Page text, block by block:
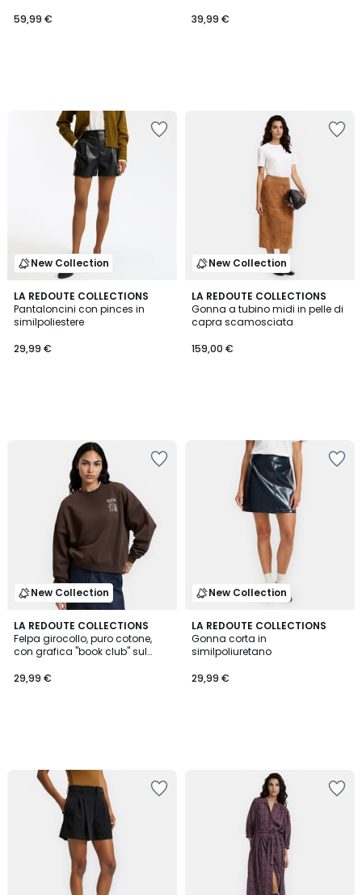
59,99 €
39,99 €
New Collection
LA REDOUTE COLLECTIONS
Pantaloncini con pinces in
similpoliestere
29,99 €
New Collection
LA REDOUTE COLLECTIONS
Gonna a tubino midi in pelle di
capra scamosciata
159,00 €
New Collection
LA REDOUTE COLLECTIONS
Felpa girocollo, puro cotone,
con grafica "book club" sul
29,99 €
New Collection
LA REDOUTE COLLECTIONS
Gonna corta in
similpoliuretano
29,99 €